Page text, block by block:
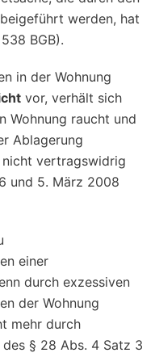
werden, hat
BGB).
in der Wohnung
vor, verhält sich
Wohnung raucht und
Ablagerung
vertragswidrig
und 5. März 2008
einer
durch exzessiven
der Wohnung
mehr durch
§ 28 Abs. 4 Satz 3